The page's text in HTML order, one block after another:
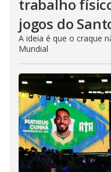
trabalho
jogos do
A ideia é que o craque
Mundial